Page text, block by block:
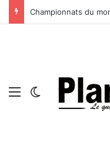
Menu Switch skin